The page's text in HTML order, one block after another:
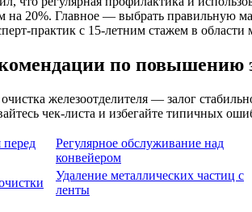
на 20%. Главное — выбрать правильную
практик с 15-летним стажем в
по повышению
очистка железоотделителя — залог
чек-листа и избегайте типичных
перед
Регулярное обслуживание над
конвейером
Удаление металлических частиц с
ленты